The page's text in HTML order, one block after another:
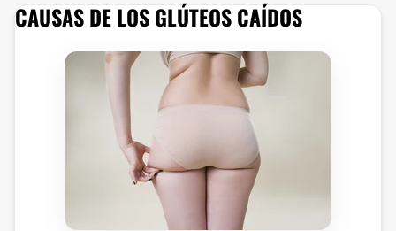
CAUSAS DE LOS GLÚTEOS CAÍDOS